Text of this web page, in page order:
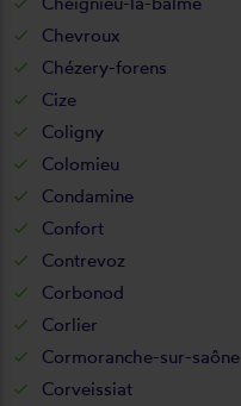
Chevroux
Chézery-forens
Cize
Coligny
Colomieu
Condamine
Confort
Contrevoz
Corbonod
Corlier
Cormoranche-sur-saône
Corveissiat